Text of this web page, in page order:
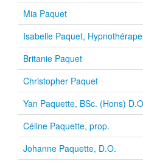
Mia Paquet
Isabelle Paquet,
Britanie Paquet
Christopher Paquet
Yan Paquette, BSc. (Hons)
Céline Paquette, prop.
Johanne Paquette, D.O.